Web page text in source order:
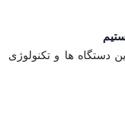
دستگاه ها و تکنولوژی